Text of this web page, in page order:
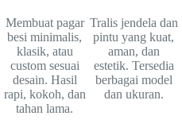
Membuat pagar
besi minimalis,
klasik, atau
custom sesuai
desain. Hasil
rapi, kokoh, dan
tahan lama.
Tralis jendela dan
pintu yang kuat,
aman, dan
estetik. Tersedia
berbagai model
dan ukuran.